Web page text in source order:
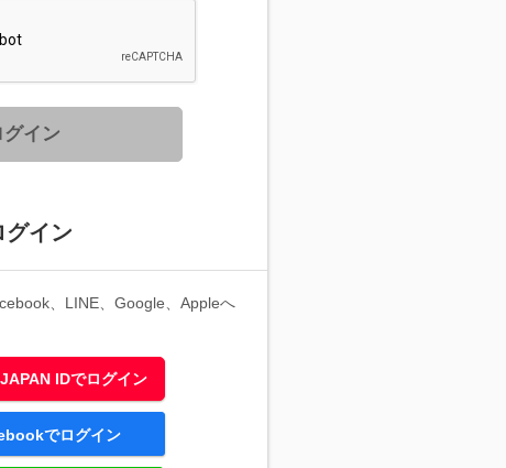
グイン
グイン
、LINE、Google、Appleへ
IDでログイン
でログイン